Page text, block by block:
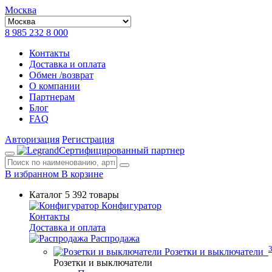
Москва
8 985 232 8 000
Контакты
Доставка и оплата
Обмен /возврат
О компании
Партнерам
Блог
FAQ
Авторизация Регистрация
Сертифицированный партнер
В избранном В корзине
Каталог 5 392 товары
Конфигуратор
Контакты
Доставка и оплата
Распродажа
Розетки и выключатели
Розетки и выключатели